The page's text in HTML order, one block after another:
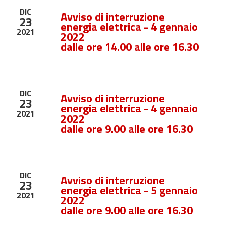
DIC
23
2021
Avviso di interruzione
energia elettrica - 4 gennaio
2022
dalle ore 14.00 alle ore 16.30
DIC
23
2021
Avviso di interruzione
energia elettrica - 4 gennaio
2022
dalle ore 9.00 alle ore 16.30
DIC
23
2021
Avviso di interruzione
energia elettrica - 5 gennaio
2022
dalle ore 9.00 alle ore 16.30